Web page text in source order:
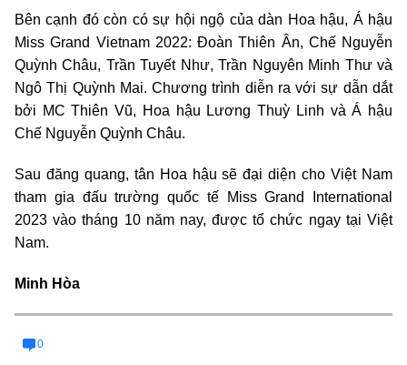
Bên cạnh đó còn có sự hội ngộ của dàn Hoa hậu, Á hậu
Miss Grand Vietnam 2022: Đoàn Thiên Ân, Chế Nguyễn
Quỳnh Châu, Trần Tuyết Như, Trần Nguyên Minh Thư và
Ngô Thị Quỳnh Mai. Chương trình diễn ra với sự dẫn dắt
bởi MC Thiên Vũ, Hoa hậu Lương Thuỳ Linh và Á hậu
Chế Nguyễn Quỳnh Châu.
Sau đăng quang, tân Hoa hậu sẽ đại diện cho Việt Nam
tham gia đấu trường quốc tế Miss Grand International
2023 vào tháng 10 năm nay, được tổ chức ngay tại Việt
Nam.
Minh Hòa
0